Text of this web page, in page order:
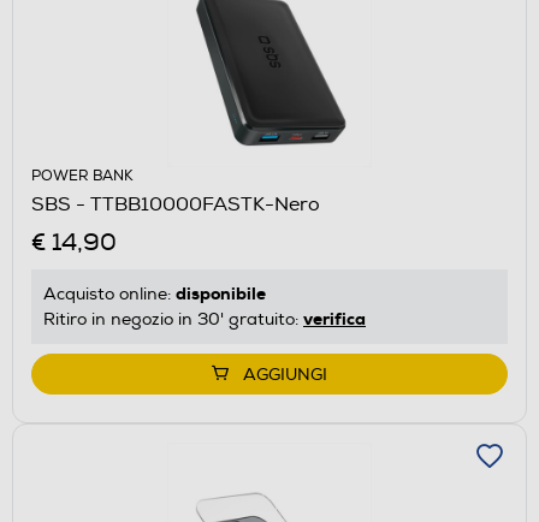
POWER BANK
SBS - TTBB10000FASTK-Nero
€ 14,90
Acquisto online: disponibile
Ritiro in negozio in 30' gratuito: verifica
AGGIUNGI